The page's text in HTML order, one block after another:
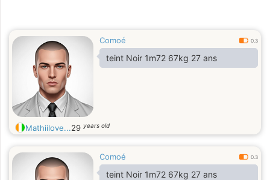
Comoé 0.3
teint Noir 1m72 67kg 27 ans
Mathiilove...29 years old
Comoé 0.3
teint Noir 1m72 67kg 27 ans